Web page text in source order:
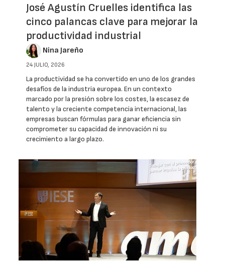
José Agustín Cruelles identifica las
cinco palancas clave para mejorar la
productividad industrial
Nina Jareño
24 JULIO, 2026
La productividad se ha convertido en uno de los grandes
desafíos de la industria europea. En un contexto
marcado por la presión sobre los costes, la escasez de
talento y la creciente competencia internacional, las
empresas buscan fórmulas para ganar eficiencia sin
comprometer su capacidad de innovación ni su
crecimiento a largo plazo.